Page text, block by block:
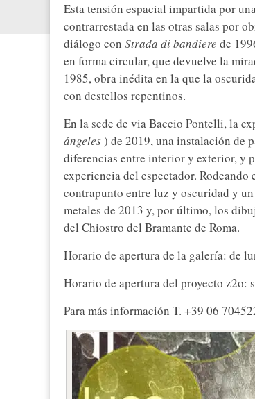
Esta tensión espacial impartida por
contrarrestada en las otras salas por
diálogo con Strada di bandiere de
en forma circular, que devuelve la
1985, obra inédita en la que la
con destellos repentinos.
En la sede de via Baccio Pontelli, la
ángeles) de 2019, una instalación de
diferencias entre interior y exterior, y
experiencia del espectador.
contrapunto entre luz y oscuridad y
metales de 2013 y, por último, los
del Chiostro del Bramante de Roma.
Horario de apertura de la galería: de
Horario de apertura del proyecto z2o:
Para más información T. +39 06